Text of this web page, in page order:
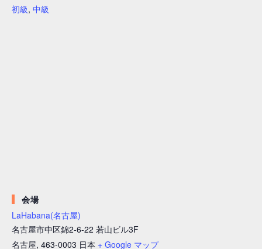
初級, 中級
会場
LaHabana(名古屋)
名古屋市中区錦2-6-22 若山ビル3F
名古屋, 463-0003 日本 + Google マップ